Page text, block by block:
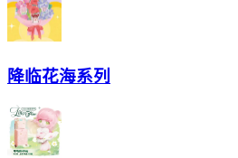
降临花海系列